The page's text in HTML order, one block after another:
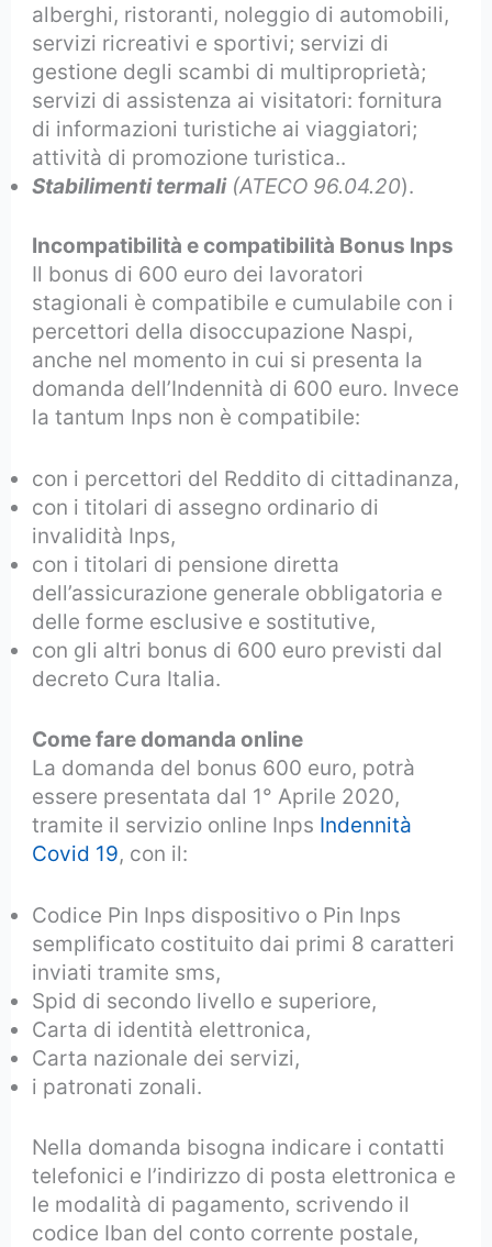
alberghi, ristoranti, noleggio di automobili,
servizi ricreativi e sportivi; servizi di
gestione degli scambi di multiproprietà;
servizi di assistenza ai visitatori: fornitura
di informazioni turistiche ai viaggiatori;
attività di promozione turistica..
Stabilimenti termali (ATECO 96.04.20).
Incompatibilità e compatibilità Bonus Inps
Il bonus di 600 euro dei lavoratori
stagionali è compatibile e cumulabile con i
percettori della disoccupazione Naspi,
anche nel momento in cui si presenta la
domanda dell’Indennità di 600 euro. Invece
la tantum Inps non è compatibile:
con i percettori del Reddito di cittadinanza,
con i titolari di assegno ordinario di
invalidità Inps,
con i titolari di pensione diretta
dell’assicurazione generale obbligatoria e
delle forme esclusive e sostitutive,
con gli altri bonus di 600 euro previsti dal
decreto Cura Italia.
Come fare domanda online
La domanda del bonus 600 euro, potrà
essere presentata dal 1° Aprile 2020,
tramite il servizio online Inps Indennità
Covid 19, con il:
Codice Pin Inps dispositivo o Pin Inps
semplificato costituito dai primi 8 caratteri
inviati tramite sms,
Spid di secondo livello e superiore,
Carta di identità elettronica,
Carta nazionale dei servizi,
i patronati zonali.
Nella domanda bisogna indicare i contatti
telefonici e l’indirizzo di posta elettronica e
le modalità di pagamento, scrivendo il
codice Iban del conto corrente postale,